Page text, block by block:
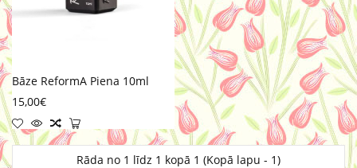
Bāze ReformA Piena 10ml
15,00€
Rāda no 1 līdz 1 kopā 1 (Kopā lapu - 1)